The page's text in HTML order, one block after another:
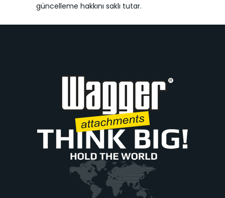
güncelleme hakkını saklı tutar.